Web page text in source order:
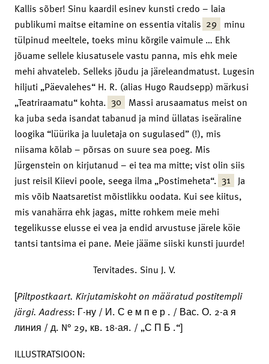
Kallis sõber! Sinu kaardil esinev kunsti credo – laia
publikumi maitse eitamine on essentia vitalis 29 minu
tülpinud meeltele, toeks minu kõrgile vaimule … Ehk
jõuame sellele kiusatusele vastu panna, mis ehk meie
mehi ahvateleb. Selleks jõudu ja järeleandmatust. Lugesin
hiljuti „Päevalehes“ H. R. (alias Hugo Raudsepp) märkusi
„Teatriraamatu“ kohta. 30 Massi arusaamatus meist on
ka juba seda isandat tabanud ja mind üllatas iseäraline
loogika “lüürika ja luuletaja on sugulased” (!), mis
niisama kõlab – põrsas on suure sea poeg. Mis
Jürgenstein on kirjutanud – ei tea ma mitte; vist olin siis
just reisil Kiievi poole, seega ilma „Postimeheta“. 31 Ja
mis võib Naatsaretist mõistlikku oodata. Kui see kiitus,
mis vanahärra ehk jagas, mitte rohkem meie mehi
tegelikusse elusse ei vea ja endid arvustuse järele köie
tantsi tantsima ei pane. Meie jääme siiski kunsti juurde!
Tervitades. Sinu J. V.
[Piltpostkaart. Kirjutamiskoht on määratud postitempli
järgi. Aadress: Г-ну / И. С е м п е р . / Вас. О. 2-а я
линия / д. N° 29, кв. 18-ая. / „С П Б .“]
ILLUSTRATSIOON: